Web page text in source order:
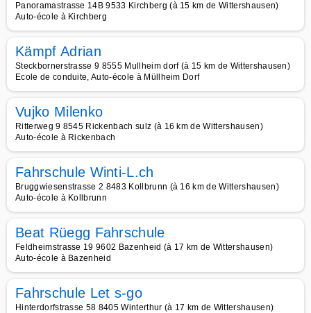
Panoramastrasse 14B 9533 Kirchberg (à 15 km de Wittershausen)
Auto-école à Kirchberg
Kämpf Adrian
Steckbornerstrasse 9 8555 Mullheim dorf (à 15 km de Wittershausen)
Ecole de conduite, Auto-école à Müllheim Dorf
Vujko Milenko
Ritterweg 9 8545 Rickenbach sulz (à 16 km de Wittershausen)
Auto-école à Rickenbach
Fahrschule Winti-L.ch
Bruggwiesenstrasse 2 8483 Kollbrunn (à 16 km de Wittershausen)
Auto-école à Kollbrunn
Beat Rüegg Fahrschule
Feldheimstrasse 19 9602 Bazenheid (à 17 km de Wittershausen)
Auto-école à Bazenheid
Fahrschule Let s-go
Hinterdorfstrasse 58 8405 Winterthur (à 17 km de Wittershausen)